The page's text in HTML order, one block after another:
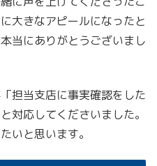
大きなアピールになったと
当にありがとうございまし
担当支店に事実確認をした
対応してくださいました。
いと思います。